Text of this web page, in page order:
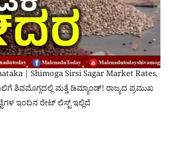
| Shimoga Sirsi Sagar Market Rates,
ಮತ್ತೆ ಡಿಮ್ಯಾಂಡ್! ರಾಜ್ಯದ ಪ್ರಮುಖ
ಇಂದಿನ ರೇಟ್ ಲಿಸ್ಟ್ ಇಲ್ಲಿದೆ